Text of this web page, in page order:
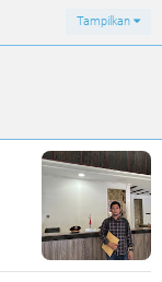
Tampilkan